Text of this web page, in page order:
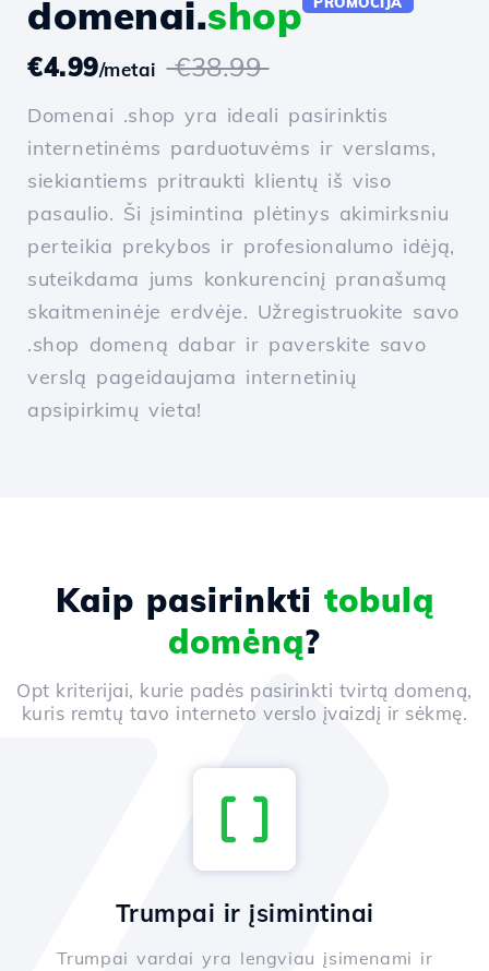
domenai.shop
€4.99/metai €38.99
Domenai .shop yra ideali pasirinktis
internetinėms parduotuvėms ir verslams,
siekiantiems pritraukti klientų iš viso
pasaulio. Ši įsimintina plėtinys akimirksniu
perteikia prekybos ir profesionalumo idėją,
suteikdama jums konkurencinį pranašumą
skaitmeninėje erdvėje. Užregistruokite savo
.shop domeną dabar ir paverskite savo
verslą pageidaujama internetinių
apsipirkimų vieta!
Kaip pasirinkti tobulą
domėną?
Opt kriterijai, kurie padės pasirinkti tvirtą domeną,
kuris remtų tavo interneto verslo įvaizdį ir sėkmę.
Trumpai ir įsimintinai
Trumpai vardai yra lengviau įsimenami ir